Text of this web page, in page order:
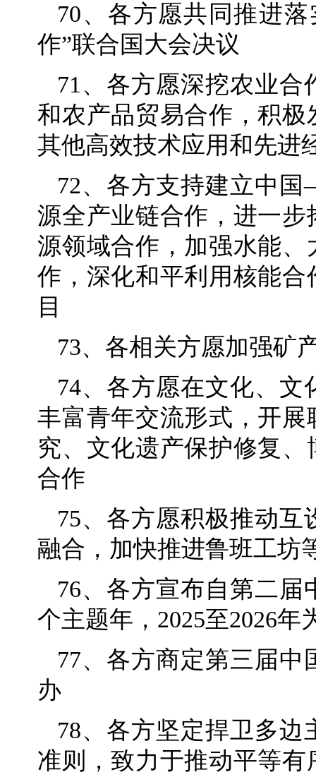
70、各方愿共同推进
作”联合国大会决议
71、各方愿深挖农业
和农产品贸易合作，积
其他高效技术应用和先进
72、各方支持建立中
源全产业链合作，进一
源领域合作，加强水能
作，深化和平利用核能
目
73、各相关方愿加强矿
74、各方愿在文化、
丰富青年交流形式，开
究、文化遗产保护修复
合作
75、各方愿积极推动
融合，加快推进鲁班工坊
76、各方宣布自第二
个主题年，2025至2026
77、各方商定第三届
办
78、各方坚定捍卫多
准则，致力于推动平等